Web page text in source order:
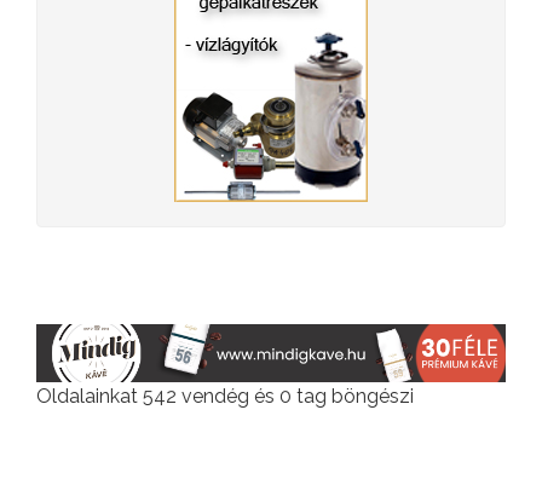
Oldalainkat 542 vendég és 0 tag böngészi